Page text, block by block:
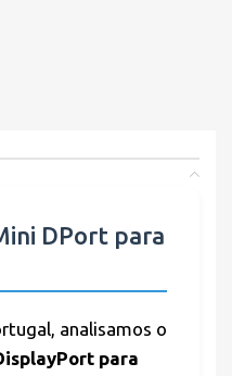
DPort para
analisamos o
para